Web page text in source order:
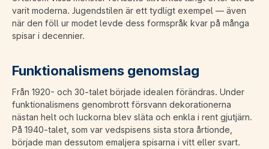
varit moderna. Jugendstilen är ett tydligt exempel — även
när den föll ur modet levde dess formspråk kvar på många
spisar i decennier.
Funktionalismens genomslag
Från 1920- och 30-talet började idealen förändras. Under
funktionalismens genombrott försvann dekorationerna
nästan helt och luckorna blev släta och enkla i rent gjutjärn.
På 1940-talet, som var vedspisens sista stora årtionde,
började man dessutom emaljera spisarna i vitt eller svart.